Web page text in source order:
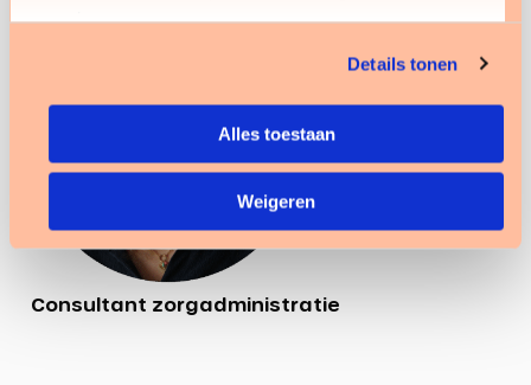
services.
Details tonen
Alles toestaan
Weigeren
– Karin Schippers,
Consultant zorgadministratie